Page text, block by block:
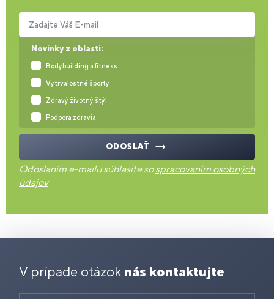
Novinky z oblasti:
Bodybuilding a fitness
Vytrvalostné športy
Zdravý životný štýl
Podpora zdravia
Zadajte Váš E-mail
ODOSLAŤ
Odoslaním e-mailu súhlasíte sospracovaním osobných
údajov
V prípade otázok nás kontaktujte